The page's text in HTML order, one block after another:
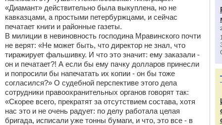
«Диамант» действительно была выкуплена, но не
кавказцами, а простыми петербуржцами, и сейчас
печатает книги и районные газеты.
В милиции в невиновность господина Мравинского почти
не верят: «Не может быть, что директор не знал, что
тиражирует фальшивку. И что это значит: ему заказали -
он и печатает?! А если бы ему пачку долларов принесли
и попросили бы напечатать их копии - он бы тоже
согласился?» О судебной перспективе этого дела
сотрудники правоохранительных органов говорят так:
«Скорее всего, прекратят за отсутствием состава, хотя
нас это и не очень радует: по делу работала целая
бригада, исписали уже тонны бумаги, и что, это все - в